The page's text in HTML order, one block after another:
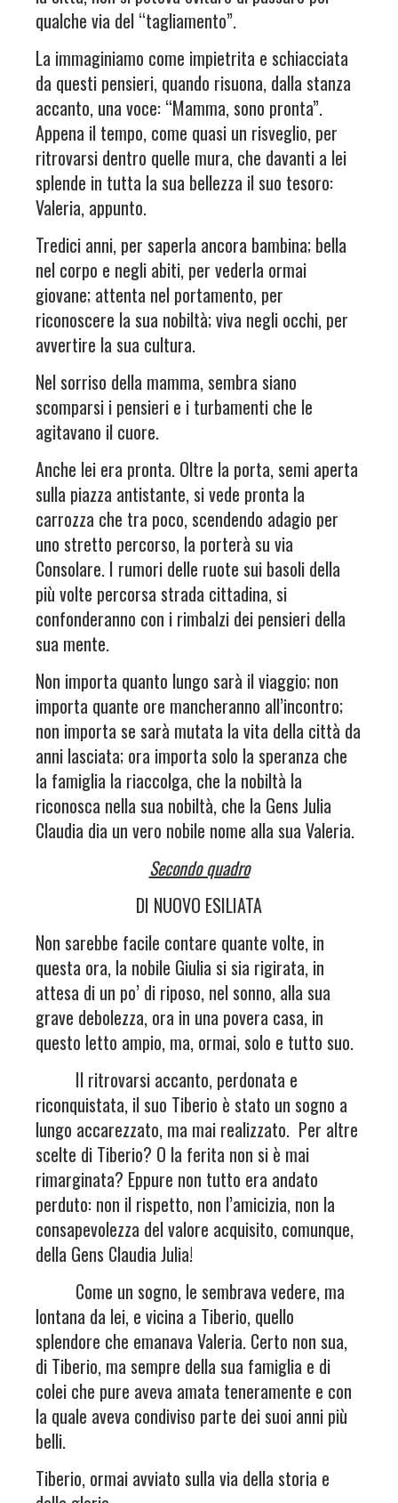
qualche via del “tagliamento”.
La immaginiamo come impietrita e schiacciata
da questi pensieri, quando risuona, dalla stanza
accanto, una voce: “Mamma, sono pronta”.
Appena il tempo, come quasi un risveglio, per
ritrovarsi dentro quelle mura, che davanti a lei
splende in tutta la sua bellezza il suo tesoro:
Valeria, appunto.
Tredici anni, per saperla ancora bambina; bella
nel corpo e negli abiti, per vederla ormai
giovane; attenta nel portamento, per
riconoscere la sua nobiltà; viva negli occhi, per
avvertire la sua cultura.
Nel sorriso della mamma, sembra siano
scomparsi i pensieri e i turbamenti che le
agitavano il cuore.
Anche lei era pronta. Oltre la porta, semi aperta
sulla piazza antistante, si vede pronta la
carrozza che tra poco, scendendo adagio per
uno stretto percorso, la porterà su via
Consolare. I rumori delle ruote sui basoli della
più volte percorsa strada cittadina, si
confonderanno con i rimbalzi dei pensieri della
sua mente.
Non importa quanto lungo sarà il viaggio; non
importa quante ore mancheranno all’incontro;
non importa se sarà mutata la vita della città da
anni lasciata; ora importa solo la speranza che
la famiglia la riaccolga, che la nobiltà la
riconosca nella sua nobiltà, che la Gens Julia
Claudia dia un vero nobile nome alla sua Valeria.
Secondo quadro
DI NUOVO ESILIATA
Non sarebbe facile contare quante volte, in
questa ora, la nobile Giulia si sia rigirata, in
attesa di un po’ di riposo, nel sonno, alla sua
grave debolezza, ora in una povera casa, in
questo letto ampio, ma, ormai, solo e tutto suo.
Il ritrovarsi accanto, perdonata e
riconquistata, il suo Tiberio è stato un sogno a
lungo accarezzato, ma mai realizzato. Per altre
scelte di Tiberio? O la ferita non si è mai
rimarginata? Eppure non tutto era andato
perduto: non il rispetto, non l’amicizia, non la
consapevolezza del valore acquisito, comunque,
della Gens Claudia Julia!
Come un sogno, le sembrava vedere, ma
lontana da lei, e vicina a Tiberio, quello
splendore che emanava Valeria. Certo non sua,
di Tiberio, ma sempre della sua famiglia e di
colei che pure aveva amata teneramente e con
la quale aveva condiviso parte dei suoi anni più
belli.
Tiberio, ormai avviato sulla via della storia e